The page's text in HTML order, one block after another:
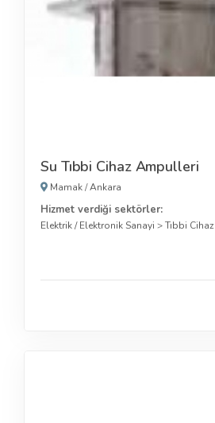
Su Tıbbi Cihaz Ampulleri
Mamak/Ankara
Hizmet verdiği sektörler:
Elektrik / Elektronik Sanayi >Tıbbi Cihaz